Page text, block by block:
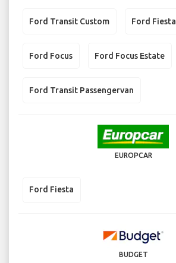
Ford Transit Custom Ford Fiesta
Ford Focus Ford Focus Estate
Ford Transit Passengervan
EUROPCAR
Ford Fiesta
BUDGET